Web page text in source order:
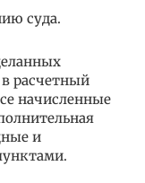
суда.
расчетный
начисленные
и